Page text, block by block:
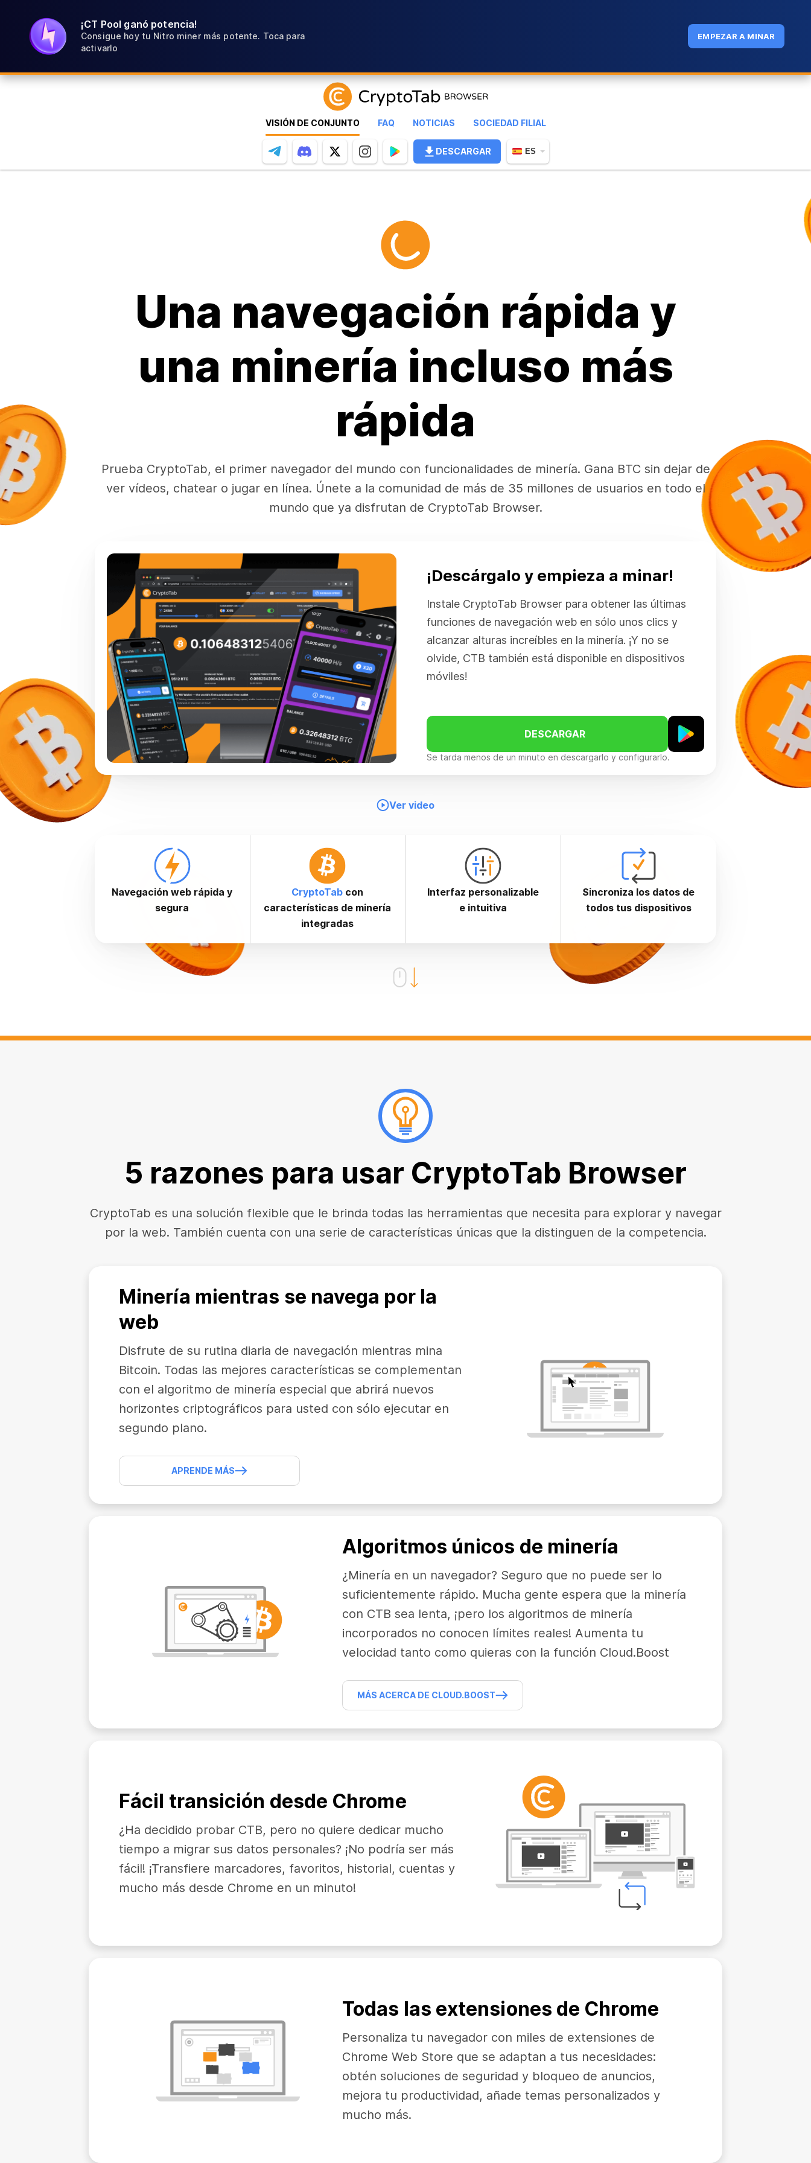
¡CT Pool ganó potencia!
Consigue hoy tu Nitro miner más potente. Toca para
activarlo
EMPEZAR A MINAR
VISIÓN DE CONJUNTO FAQ NOTICIAS SOCIEDAD FILIAL
DESCARGAR ES
Una navegación rápida y
una minería incluso más
rápida
Prueba CryptoTab, el primer navegador del mundo con funcionalidades de minería. Gana BTC sin dejar de
ver vídeos, chatear o jugar en línea. Únete a la comunidad de más de 35 millones de usuarios en todo el
mundo que ya disfrutan de CryptoTab Browser.
¡Descárgalo y empieza a minar!
Instale CryptoTab Browser para obtener las últimas
funciones de navegación web en sólo unos clics y
alcanzar alturas increíbles en la minería. ¡Y no se
olvide, CTB también está disponible en dispositivos
móviles!
DESCARGAR
Se tarda menos de un minuto en descargarlo y configurarlo.
Ver video
Navegación web rápida y
segura
CryptoTab con
características de minería
integradas
Interfaz personalizable
e intuitiva
Sincroniza los datos de
todos tus dispositivos
5 razones para usar CryptoTab Browser
CryptoTab es una solución flexible que le brinda todas las herramientas que necesita para explorar y navegar
por la web. También cuenta con una serie de características únicas que la distinguen de la competencia.
Minería mientras se navega por la
web
Disfrute de su rutina diaria de navegación mientras mina
Bitcoin. Todas las mejores características se complementan
con el algoritmo de minería especial que abrirá nuevos
horizontes criptográficos para usted con sólo ejecutar en
segundo plano.
APRENDE MÁS
Algoritmos únicos de minería
¿Minería en un navegador? Seguro que no puede ser lo
suficientemente rápido. Mucha gente espera que la minería
con CTB sea lenta, ¡pero los algoritmos de minería
incorporados no conocen límites reales! Aumenta tu
velocidad tanto como quieras con la función Cloud.Boost
MÁS ACERCA DE CLOUD.BOOST
Fácil transición desde Chrome
¿Ha decidido probar CTB, pero no quiere dedicar mucho
tiempo a migrar sus datos personales? ¡No podría ser más
fácil! ¡Transfiere marcadores, favoritos, historial, cuentas y
mucho más desde Chrome en un minuto!
Todas las extensiones de Chrome
Personaliza tu navegador con miles de extensiones de
Chrome Web Store que se adaptan a tus necesidades:
obtén soluciones de seguridad y bloqueo de anuncios,
mejora tu productividad, añade temas personalizados y
mucho más.